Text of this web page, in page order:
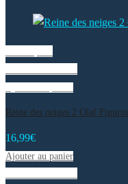
Reine des neiges 2 Olaf
16,99€
Ajouter au panier